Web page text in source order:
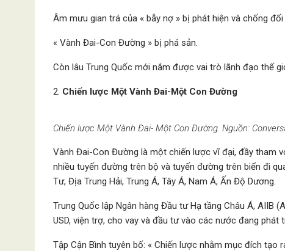
Âm mưu gian trá của « bẫy nợ » bị phát hiện và chống
« Vành Đai-Con Đường » bị phá sản.
Còn lâu Trung Quốc mới nắm được vai trò lãnh đạo thế
Chiến lược Một Vành Đai-Một Con Đường
Chiến lược Một Vành Đai- Một Con Đường. Nguồn:
Vành Đai-Con Đường là một chiến lược vĩ đại, đầy tham
nhiều tuyến đường trên bộ và tuyến đường trên biển đi
Tư, Địa Trung Hải, Trung Á, Tây Á, Nam Á, Ấn Độ Dương.
Trung Quốc lập Ngân hàng Đầu tư Hạ tầng Châu Á, AIIB
USD, viện trợ, cho vay và đầu tư vào các nước đang phát
Tập Cận Bình tuyên bố: « Chiến lược nhằm mục đích